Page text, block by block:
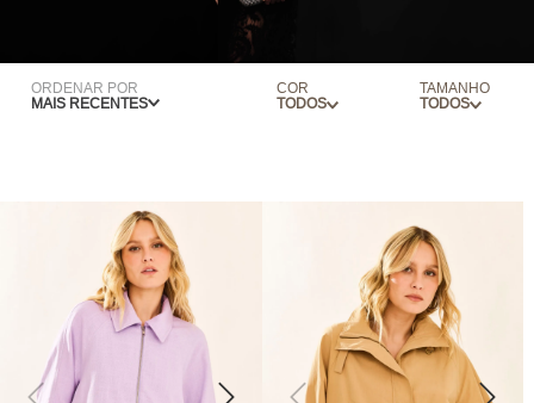
ORDENAR POR
MAIS RECENTES
COR
TERRACOTA
TAMANHO
44